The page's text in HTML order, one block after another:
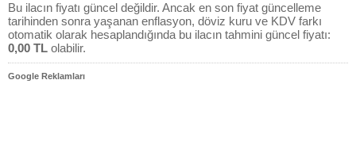
Bu ilacın fiyatı güncel değildir. Ancak en son fiyat güncelleme
tarihinden sonra yaşanan enflasyon, döviz kuru ve KDV farkı
otomatik olarak hesaplandığında bu ilacın tahmini güncel fiyatı:
0,00 TL olabilir.
Google Reklamları